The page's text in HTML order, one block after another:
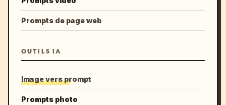
Prompts de page web
OUTILS IA
Image vers prompt
Prompts photo